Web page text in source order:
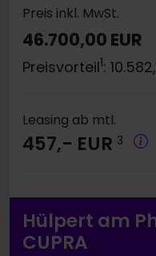
Preis inkl. MwSt.
46.700,00 EUR
Preisvorteil1:
Leasing ab mtl.
457,- EUR 3
Hülpert am
CUPRA